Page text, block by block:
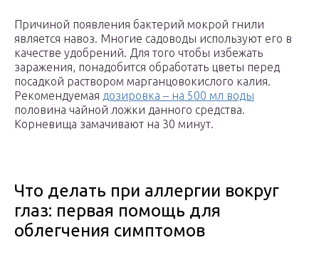
Причиной появления бактерий мокрой гнили
является навоз. Многие садоводы используют его в
качестве удобрений. Для того чтобы избежать
заражения, понадобится обработать цветы перед
посадкой раствором марганцовокислого калия.
Рекомендуемая дозировка – на 500 мл воды
половина чайной ложки данного средства.
Корневища замачивают на 30 минут.
Что делать при аллергии вокруг
глаз: первая помощь для
облегчения симптомов